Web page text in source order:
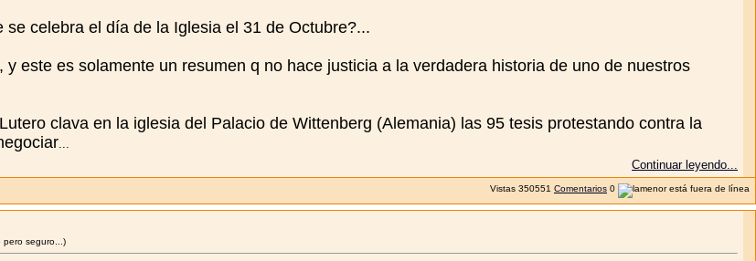
se celebra el día de la Iglesia el 31 de Octubre?...
y este es solamente un resumen q no hace justicia a la verdadera historia de uno de nuestros
clava en la iglesia del Palacio de Wittenberg (Alemania) las 95 tesis protestando contra la
Continuar leyendo...
Vistas 350551 Comentarios 0
seguro...)